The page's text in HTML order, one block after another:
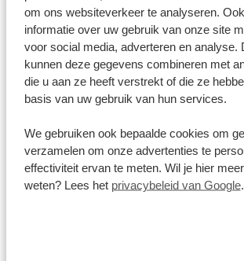
om ons websiteverkeer te analyseren.
informatie over uw gebruik van onze site
voor social media, adverteren en analyse.
kunnen deze gegevens combineren met
die u aan ze heeft verstrekt of die ze
basis van uw gebruik van hun services.
We gebruiken ook bepaalde cookies om
verzamelen om onze advertenties te
effectiviteit ervan te meten. Wil je hier
weten? Lees het privacybeleid van Google.
december tot februari. Dit zijn
toeristenmaanden, wat zorgt voor
de hotels. Rond Kerst en Oud &
tot 10 januari) rekenen sommige
Middenseizoen
Dit loopt van 1 november tot 21
maand maart. Er zijn dan minder
ervoor zorgt dat hotels lagere tarieven
Laagseizoen